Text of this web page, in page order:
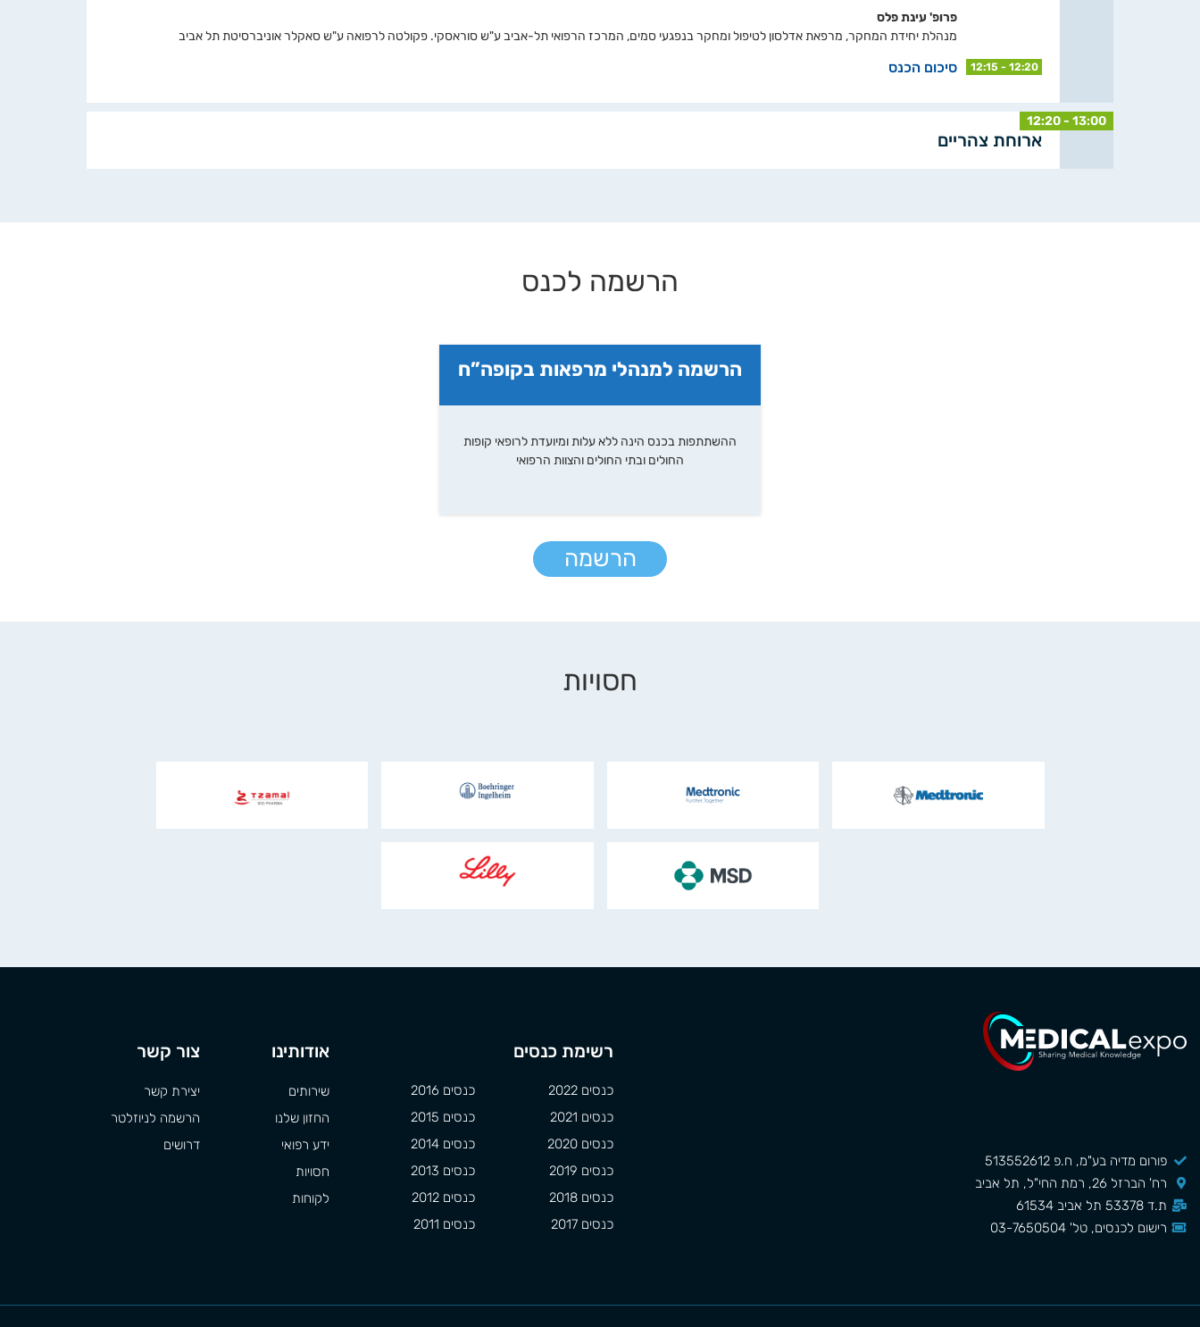
פרופ' עינת פלס
מנהלת יחידת המחקר, מרפאת אדלסון לטיפול ומחקר בנפגעי סמים, המרכז הרפואי תל-אביב ע"ש סוראסקי. פקולטה לרפואה ע"ש סאקלר אוניברסיטת תל אביב
12:15 - 12:20 סיכום הכנס
12:20 - 13:00
ארוחת צהריים
הרשמה לכנס
הרשמה למנהלי מרפאות בקופה”ח
ההשתתפות בכנס הינה ללא עלות ומיועדת לרופאי קופות
החולים ובתי החולים והצוות הרפואי
הרשמה
חסויות
פורום מדיה בע"מ, ח.פ 513552612
רח' הברזל 26, רמת החי"ל, תל אביב
ת.ד 53378 תל אביב 61534
רישום לכנסים, טל' 03-7650504
רשימת כנסים
כנסים 2022
כנסים 2021
כנסים 2020
כנסים 2019
כנסים 2018
כנסים 2017
כנסים 2016
כנסים 2015
כנסים 2014
כנסים 2013
כנסים 2012
כנסים 2011
אודותינו
שירותים
החזון שלנו
ידע רפואי
חסויות
לקוחות
צור קשר
יצירת קשר
הרשמה לניוזלטר
דרושים